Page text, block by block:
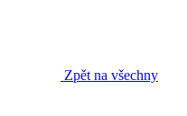
Zpět na všechny